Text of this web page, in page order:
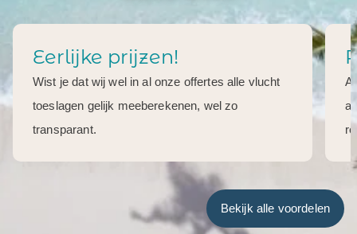
Eerlijke prijzen!
Wist je dat wij wel in al onze offertes alle vlucht
toeslagen gelijk meeberekenen, wel zo
transparant.
Bekijk alle voordelen